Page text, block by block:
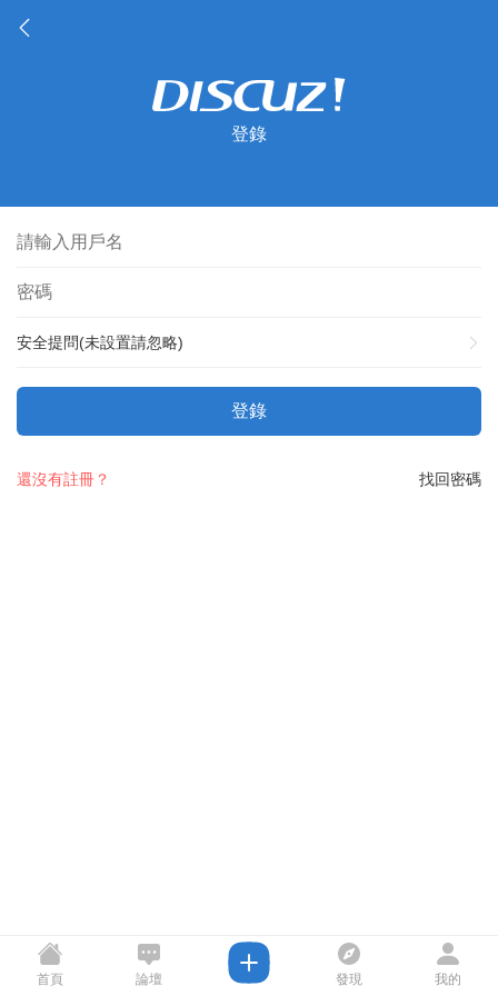
登錄
安全提問(未設置請忽略)
登錄
找回密碼
還沒有註冊？
首頁 論壇 發現 我的